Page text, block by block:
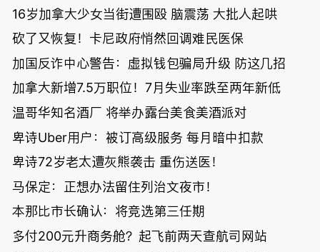
16岁加拿大少女当街遭围殴 脑震荡 大批人起哄
砍了又恢复！卡尼政府悄然回调难民医保
加国反诈中心警告：虚拟钱包骗局升级 防这几招
加拿大新增7.5万职位！7月失业率跌至两年新低
温哥华知名酒厂 将举办露台美食美酒派对
卑诗Uber用户：被订高级服务 每月暗中扣款
卑诗72岁老太遭灰熊袭击 重伤送医！
马保定：正想办法留住列治文夜市！
本那比市长确认：将竞选第三任期
多付200元升商务舱？起飞前两天查航司网站